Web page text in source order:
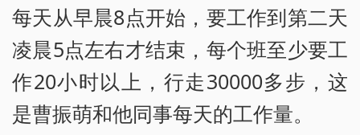
每天从早晨8点开始，要工作到第二天
凌晨5点左右才结束，每个班至少要工
作20小时以上，行走30000多步，这
是曹振萌和他同事每天的工作量。